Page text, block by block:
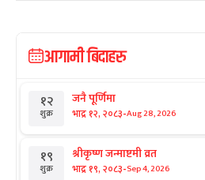
आगामी बिदाहरु
१२
शुक्र
जनै पूर्णिमा
भाद्र १२, २०८३-Aug 28, 2026
१९
शुक्र
श्रीकृष्ण जन्माष्टमी व्रत
भाद्र १९, २०८३-Sep 4, 2026